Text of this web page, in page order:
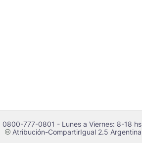
0800-777-0801 - Lunes a Viernes: 8-18 hs
cAtribución-CompartirIgual 2.5 Argentina